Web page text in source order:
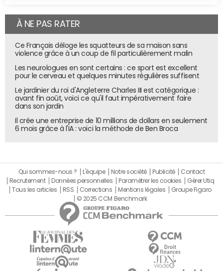
À NE PAS RATER
Ce Français déloge les squatteurs de sa maison sans
violence grâce à un coup de fil particulièrement malin
Les neurologues en sont certains : ce sport est excellent
pour le cerveau et quelques minutes régulières suffisent
Le jardinier du roi d'Angleterre Charles III est catégorique :
avant fin août, voici ce qu'il faut impérativement faire
dans son jardin
Il crée une entreprise de 10 millions de dollars en seulement
6 mois grâce à l'IA : voici la méthode de Ben Broca
Qui sommes-nous ? L'équipe Notre société Publicité
Contact
Recrutement
Données personnelles Paramétrer les cookies
Gérer Utiq
Tous les articles
RSS Corrections Mentions légales
Groupe Figaro
© 2025 CCM Benchmark